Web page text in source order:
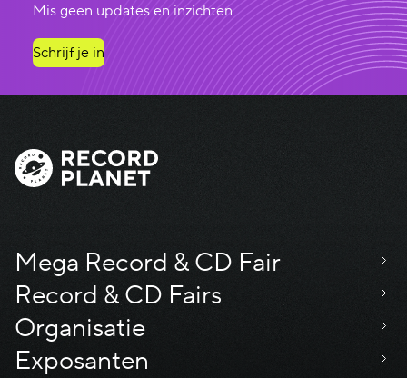
Mis geen updates en inzichten
Schrijf je in
Mega Record & CD Fair
Record & CD Fairs
Organisatie
Exposanten